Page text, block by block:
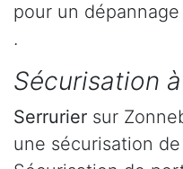
pour un
.
Sécurisation
Serrurier sur
une sécurisation